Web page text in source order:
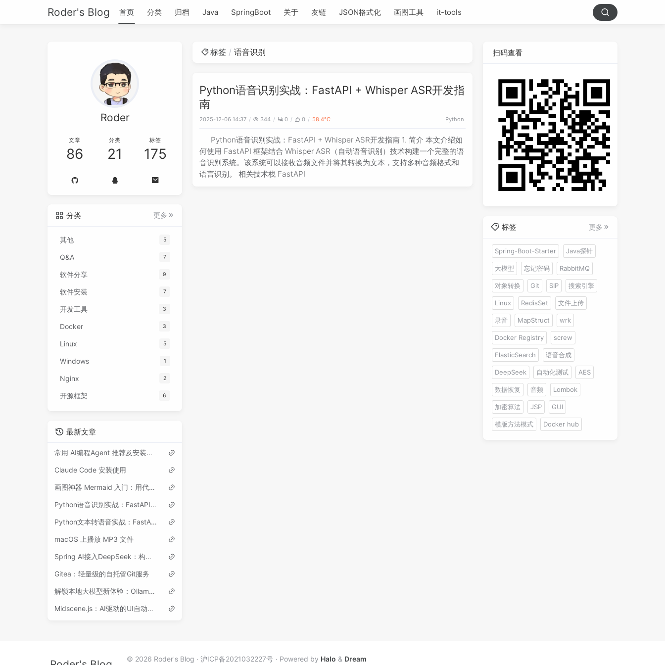
Roder's Blog 首页 分类 归档 Java SpringBoot 关于 友链 JSON格式化 画图工具 it-tools
标签 语音识别
Python语音识别实战：FastAPI + Whisper ASR开发指
南
2025-12-06 14:37 344 0 0 58.4℃ Python
Python语音识别实战：FastAPI + Whisper ASR开发指南 1. 简介 本文介绍如
何使用 FastAPI 框架结合 Whisper ASR（自动语音识别）技术构建一个完整的语
音识别系统。该系统可以接收音频文件并将其转换为文本，支持多种音频格式和
语言识别。 相关技术栈 FastAPI
Roder
文章
86
分类
21
标签
175
分类 更多
其他 5
Q&A 7
软件分享 9
软件安装 7
开发工具 3
Docker 3
Linux 5
Windows 1
Nginx 2
开源框架 6
最新文章
常用 AI编程Agent 推荐及安装使用指南
Claude Code 安装使用
画图神器 Mermaid 入门：用代码画流程图、时序图等各类图表
Python语音识别实战：FastAPI + Whisper ASR开发指南
Python文本转语音实战：FastAPI + Edge-TTS开发指南
macOS 上播放 MP3 文件
Spring AI接入DeepSeek：构建你的第一个AI应用
Gitea：轻量级的自托管Git服务
解锁本地大模型新体验：Ollama 介绍、安装与使用
Midscene.js：AI驱动的UI自动化测试框架
扫码查看
标签 更多
Spring-Boot-Starter Java探针
大模型 忘记密码 RabbitMQ
对象转换 Git SIP 搜索引擎
Linux RedisSet 文件上传
录音 MapStruct wrk
Docker Registry screw
ElasticSearch 语音合成
DeepSeek 自动化测试 AES
数据恢复 音频 Lombok
加密算法 JSP GUI
模版方法模式 Docker hub
© 2026 Roder's Blog 沪ICP备2021032227号 Powered by Halo & Dream